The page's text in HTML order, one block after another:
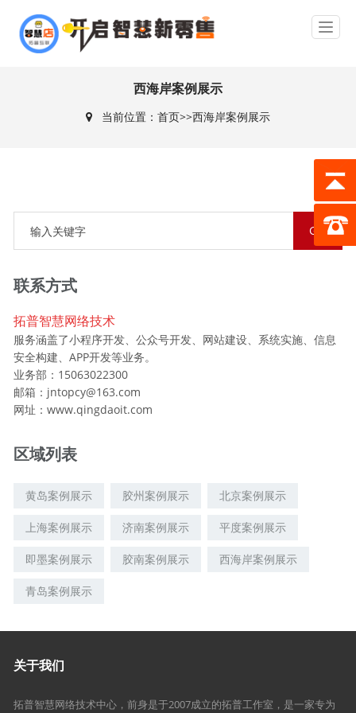
西海岸案例展示
当前位置： 首页>>西海岸案例展示
联系方式
拓普智慧网络技术
服务涵盖了小程序开发、公众号开发、网站建设、系统实施、信息
安全构建、APP开发等业务。
业务部：15063022300
邮箱：jntopcy@163.com
网址：www.qingdaoit.com
区域列表
黄岛案例展示 胶州案例展示 北京案例展示
上海案例展示 济南案例展示 平度案例展示
即墨案例展示 胶南案例展示 西海岸案例展示
青岛案例展示
关于我们
拓普智慧网络技术中心，前身是于2007成立的拓普工作室，是一家专为